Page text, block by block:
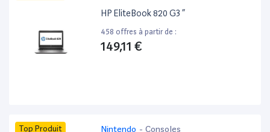
HP EliteBook 820 G3 ”
458 offres à partir de :
149,11 €
Top Produit Nintendo - Consoles